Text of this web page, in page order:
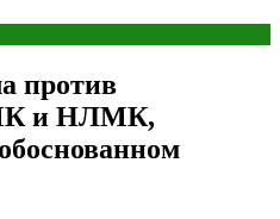
против
и НЛМК,